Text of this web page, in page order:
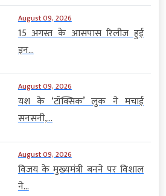
August 09, 2026
15 अगस्त के आसपास रिलीज हुई
इन...
August 09, 2026
यश के ‘टॉक्सिक’ लुक ने मचाई
सनसनी,...
August 09, 2026
विजय के मुख्यमंत्री बनने पर विशाल
ने...